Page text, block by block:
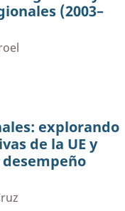
(2003–
explorando
de la UE y